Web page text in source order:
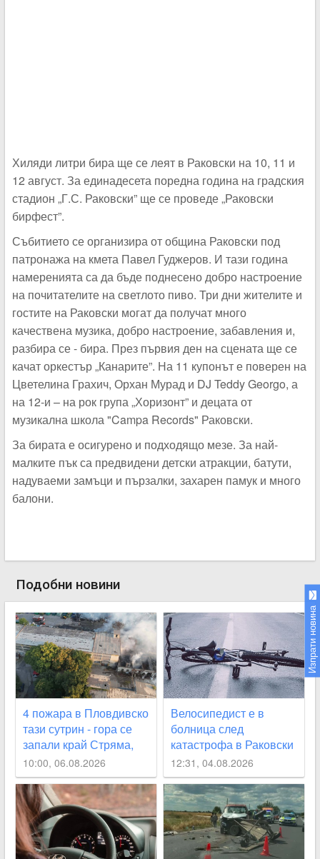
Хиляди литри бира ще се леят в Раковски на 10, 11 и
12 август. За единадесета поредна година на градския
стадион „Г.С. Раковски” ще се проведе „Раковски
бирфест”.
Събитието се организира от община Раковски под
патронажа на кмета Павел Гуджеров. И тази година
намеренията са да бъде поднесено добро настроение
на почитателите на светлото пиво. Три дни жителите и
гостите на Раковски могат да получат много
качествена музика, добро настроение, забавления и,
разбира се - бира. През първия ден на сцената ще се
качат оркестър „Канарите”. На 11 купонът е поверен на
Цветелина Грахич, Орхан Мурад и DJ Teddy Georgo, а
на 12-и – на рок група „Хоризонт” и децата от
музикална школа "Campa Records" Раковски.
За бирата е осигурено и подходящо мезе. За най-
малките пък са предвидени детски атракции, батути,
надуваеми замъци и пързалки, захарен памук и много
балони.
Подобни новини
4 пожара в Пловдивско
тази сутрин - гора се
запали край Стряма,
къща - в Карлово
10:00, 06.08.2026
Велосипедист е в
болница след
катастрофа в Раковски
12:31, 04.08.2026
Изпрати новина